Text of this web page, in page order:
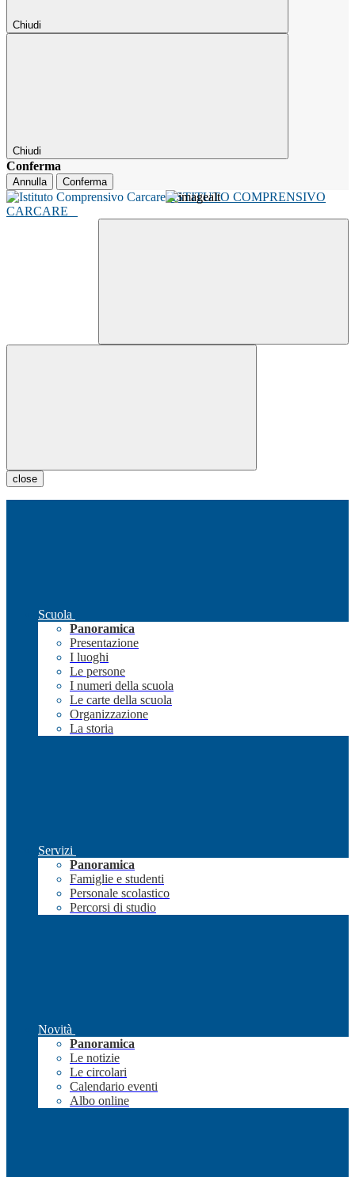
Chiudi
Chiudi
Conferma
Annulla Conferma
ISTITUTO COMPRENSIVO
CARCARE
close
Scuola
Panoramica
Presentazione
I luoghi
Le persone
I numeri della scuola
Le carte della scuola
Organizzazione
La storia
Servizi
Panoramica
Famiglie e studenti
Personale scolastico
Percorsi di studio
Novità
Panoramica
Le notizie
Le circolari
Calendario eventi
Albo online